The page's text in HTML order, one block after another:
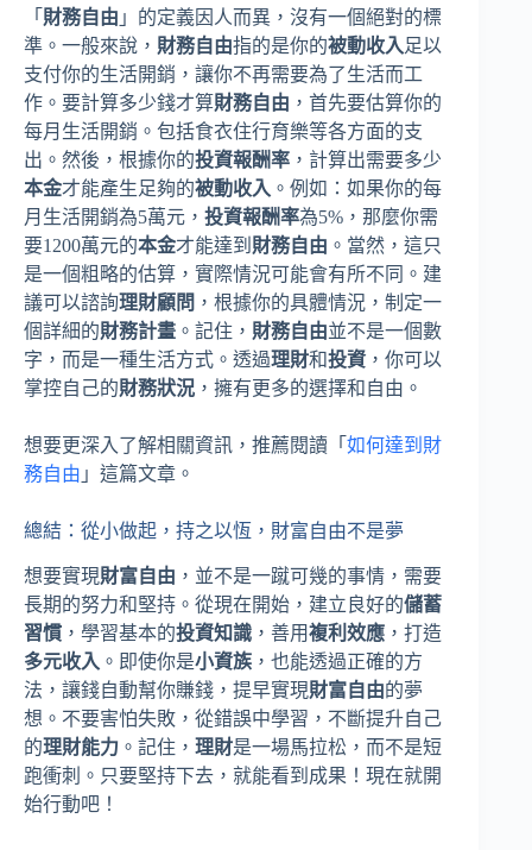
「 財務自由 」的定義因人而異，沒有一個絕對的標
準。一般來說， 財務自由指的是你的被動收入足以
支付你的生活開銷，讓你不再需要為了生活而工
作。要計算多少錢才算財務自由 ，首先要估算你的
每月生活開銷。包括食衣住行育樂等各方面的支
出。然後，根據你的投資報酬率 ，計算出需要多少
本金才能產生足夠的被動收入 。例如：如果你的每
月生活開銷為5萬元， 投資報酬率為5%，那麼你需
要1200萬元的本金才能達到 財務自由 。當然，這只
是一個粗略的估算，實際情況可能會有所不同。建
議可以諮詢理財顧問 ，根據你的具體情況，制定一
個詳細的財務計畫 。記住， 財務自由並不是一個數
字，而是一種生活方式。透過理財和投資 ，你可以
掌控自己的財務狀況 ，擁有更多的選擇和自由。
想要更深入了解相關資訊，推薦閱讀「 如何達到財
務自由 」這篇文章。
總結：從小做起，持之以恆，財富自由不是夢
想要實現財富自由 ，並不是一蹴可幾的事情，需要
長期的努力和堅持。從現在開始，建立良好的儲蓄
習慣 ，學習基本的投資知識 ，善用複利效應 ，打造
多元收入 。即使你是小資族 ，也能透過正確的方
法，讓錢自動幫你賺錢，提早實現財富自由的夢
想。不要害怕失敗，從錯誤中學習，不斷提升自己
的理財能力 。記住， 理財是一場馬拉松，而不是短
跑衝刺。只要堅持下去，就能看到成果！現在就開
始行動吧！